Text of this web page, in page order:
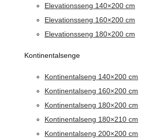
Elevationsseng 140×200 cm
Elevationsseng 160×200 cm
Elevationsseng 180×200 cm
Kontinentalsenge
Kontinentalseng 140×200 cm
Kontinentalseng 160×200 cm
Kontinentalseng 180×200 cm
Kontinentalseng 180×210 cm
Kontinentalseng 200×200 cm